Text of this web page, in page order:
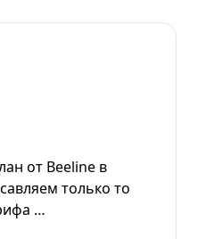
от Beeline в
только то
…